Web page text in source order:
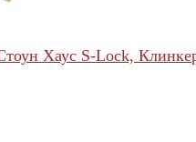
Хаус S-Lock,